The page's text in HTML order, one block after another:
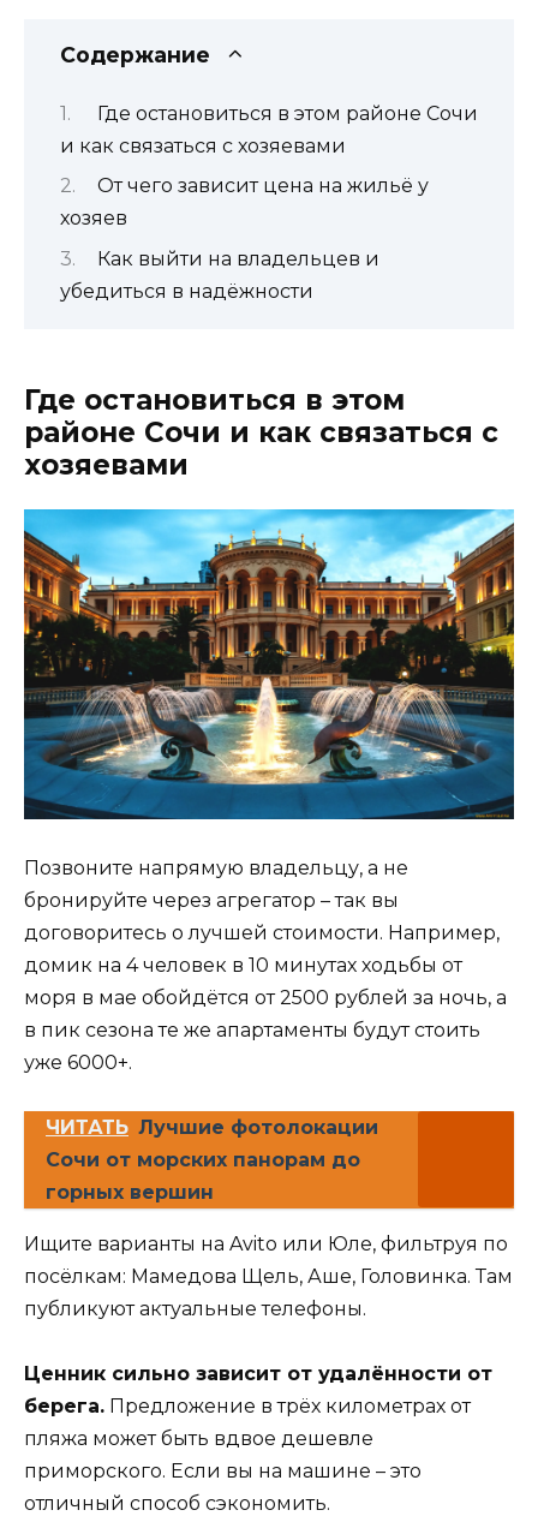
Содержание
Где остановиться в этом районе Сочи
и как связаться с хозяевами
От чего зависит цена на жильё у
хозяев
Как выйти на владельцев и
убедиться в надёжности
Где остановиться в этом
районе Сочи и как связаться с
хозяевами
Позвоните напрямую владельцу, а не
бронируйте через агрегатор – так вы
договоритесь о лучшей стоимости. Например,
домик на 4 человек в 10 минутах ходьбы от
моря в мае обойдётся от 2500 рублей за ночь, а
в пик сезона те же апартаменты будут стоить
уже 6000+.
ЧИТАТЬ Лучшие фотолокации
Сочи от морских панорам до
горных вершин
Ищите варианты на Avito или Юле, фильтруя по
посёлкам: Мамедова Щель, Аше, Головинка. Там
публикуют актуальные телефоны.
Ценник сильно зависит от удалённости от
берега. Предложение в трёх километрах от
пляжа может быть вдвое дешевле
приморского. Если вы на машине – это
отличный способ сэкономить.